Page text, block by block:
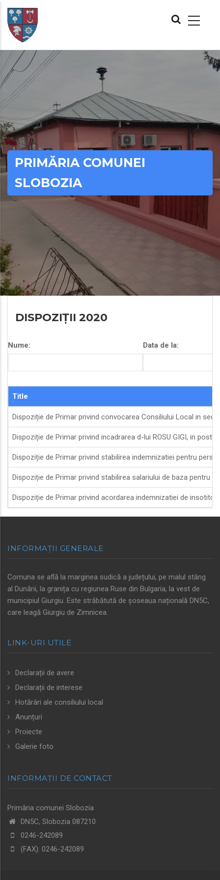
Skip
main
content
NAVIGATION
PRIMĂRIA COMUNEI
SLOBOZIA
DISPOZIȚII 2020
Nume: Data de la:
Title
Dispoziție de Primar privind convocarea Consiliului Local in
Dispoziție de Primar privind incadrarea d-lui ROSU GIGI, in
Dispoziție de Primar privind stabilirea indemnizatiei pentru
Dispoziție de Primar privind stabilirea salariului de baza pentru
Dispoziție de Primar privind acordarea indemnizatiei de insotitor
INFORMAȚII GENERALE
Comuna se află la marginea sudică a județului, pe malul stâng
al Dunării, la granița cu regiunea Ruse din Bulgaria, la vest de
municipiul Giurgiu. Este străbătută de șoseaua națională DN5C,
care leagă Giurgiu de Zimnicea.
LINK-URI UTILE
Declarații de avere
Declarații de interese
Hotărâri ale consiliului local
Anunțuri
Proiecte
Galerie foto
INFORMAȚII DE CONTACT
Primăria comunei Slobozia
DN5C, Slobozia 087210
0246-242089
(FAX): 0246-242089